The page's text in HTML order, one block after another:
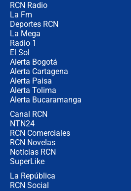
RCN Radio
La Fm
Deportes RCN
La Mega
Radio 1
El Sol
Alerta Bogotá
Alerta Cartagena
Alerta Paisa
Alerta Tolima
Alerta Bucaramanga
Canal RCN
NTN24
RCN Comerciales
RCN Novelas
Noticias RCN
SuperLike
La República
RCN Social